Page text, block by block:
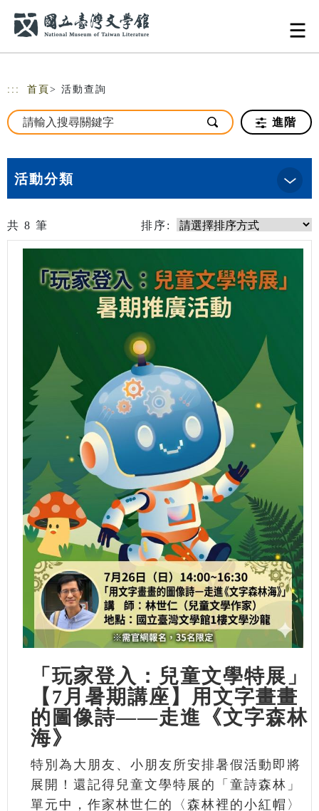
::: 首頁 > 活動查詢
進階
活動分類
共 8 筆 排序:
「玩家登入：兒童文學特展」
【7月暑期講座】用文字畫畫
的圖像詩——走進《文字森林
海》
特別為大朋友、小朋友所安排暑假活動即將
展開！還記得兒童文學特展的「童詩森林」
單元中，作家林世仁的〈森林裡的小紅帽〉